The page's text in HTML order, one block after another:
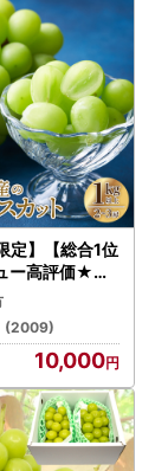
定】【総合1位
ー高評価★】
送分〉山梨
マスカット 2
以上）シャイ
FN-Limited-S
(2009)
10,000